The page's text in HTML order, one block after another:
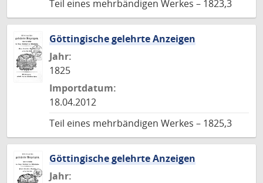
Teil eines mehrbändigen Werkes – 1823,3
Göttingische gelehrte Anzeigen
Jahr:
1825
Importdatum:
18.04.2012
Teil eines mehrbändigen Werkes – 1825,3
Göttingische gelehrte Anzeigen
Jahr: